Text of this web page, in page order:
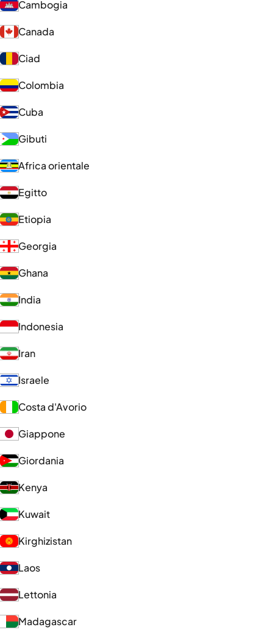
Cambogia
Canada
Ciad
Colombia
Cuba
Gibuti
Africa orientale
Egitto
Etiopia
Georgia
Ghana
India
Indonesia
Iran
Israele
Costa d'Avorio
Giappone
Giordania
Kenya
Kuwait
Kirghizistan
Laos
Lettonia
Madagascar